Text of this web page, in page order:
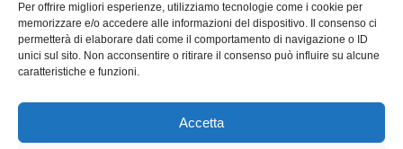
Per offrire migliori esperienze, utilizziamo tecnologie come i cookie per
memorizzare e/o accedere alle informazioni del dispositivo. Il consenso ci
permetterà di elaborare dati come il comportamento di navigazione o ID
unici sul sito. Non acconsentire o ritirare il consenso può influire su alcune
caratteristiche e funzioni.
Accetta
while we endeavour to keep the information up to date and correct, we
make no representations or warranties of any kind, express or implied,
about the completeness, accuracy, reliability, suitability or availability
with respect to the website or the information, products, services, or
related graphics contained on the website for any purpose. Any